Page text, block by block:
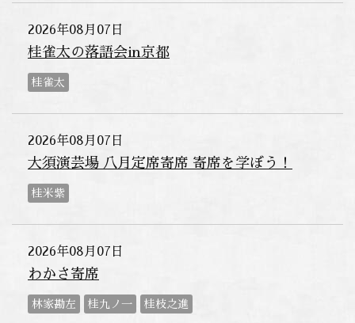
2026年08月07日
桂雀太の落語会in京都
桂雀太
2026年08月07日
大須演芸場 八月定席寄席 寄席を学ぼう！
桂米紫
2026年08月07日
わかさ寄席
林家勘左 桂九ノ一 桂枝之進